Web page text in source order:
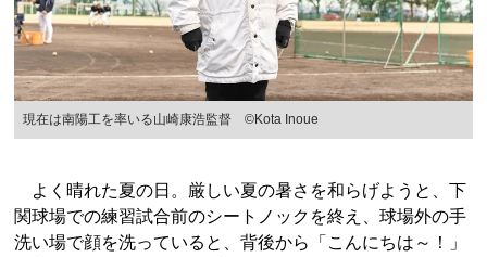
現在は南陽工を率いる山崎康浩監督 ©Kota Inoue
よく晴れた夏の日。厳しい夏の暑さを和らげようと、下
関球場での練習試合前のシートノックを終え、球場外の手
洗い場で顔を洗っていると、背後から「こんにちは～！」